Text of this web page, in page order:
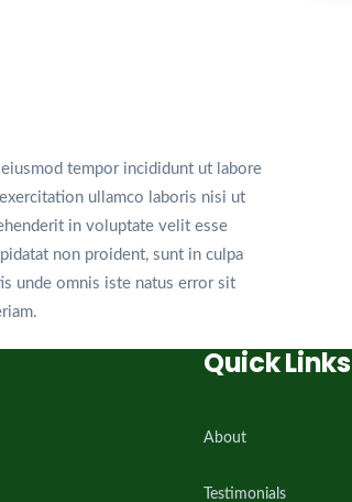
tempor incididunt ut labore
ullamco laboris nisi ut
in voluptate velit esse
non proident, sunt in culpa
unde omnis iste natus error sit
Quick Links
About
Testimonials